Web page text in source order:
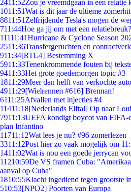
2411:52Zou je vreemdgaan in een relatie
1011:51Wat is dit jaar de ultieme
8811:51 Zelfrijdende Tesla's mogen de
711:44Hoe ga jij om met een relatiebreuk?
11111:41Hurricane & Cyclone Season
2511:36Transfergeruchten en
911:34[RTL4] Bestemming X
5911:33Tenenkrommende fouten bij
9411:33Het grote goedemorgen topic #3
1811:29Meer dan helft van verkochte
4911:29[Wielrennen #616] Brennan!
6111:25Afvallen met injecties #4
11411:18[Nederlands Elftal] Op naar
7911:13UEFA kondigt boycot van FIFA-
plan Infantino
11711:12Wat lees je nu? #96 zomerlezen
3311:12Post hier zo vaak mogelijk om
1411:02Wat is nou een goede jerrycan
11210:59De VS framen Cuba:
aanval op Cuba"
1810:55Klacht ingediend tegen grootste
510:53[NPO2] Poorten van Europa